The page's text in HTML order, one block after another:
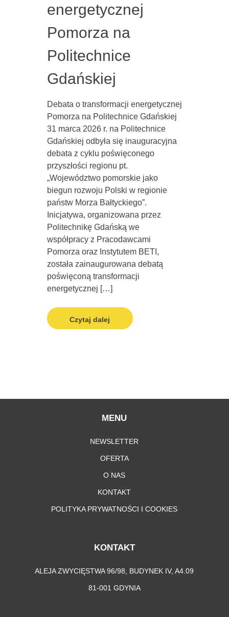
energetycznej
Pomorza na
Politechnice
Gdańskiej
Debata o transformacji energetycznej
Pomorza na Politechnice Gdańskiej
31 marca 2026 r. na Politechnice
Gdańskiej odbyła się inauguracyjna
debata z cyklu poświęconego
przyszłości regionu pt.
„Województwo pomorskie jako
biegun rozwoju Polski w regionie
państw Morza Bałtyckiego”.
Inicjatywa, organizowana przez
Politechnikę Gdańską we
współpracy z Pracodawcami
Pomorza oraz Instytutem BETI,
została zainaugurowana debatą
poświęconą transformacji
energetycznej […]
Czytaj dalej
MENU
NEWSLETTER
OFERTA
O NAS
KONTAKT
POLITYKA PRYWATNOŚCI I COOKIES
KONTAKT
ALEJA ZWYCIĘSTWA 96/98, BUDYNEK IV, A4.09
81-001 GDYNIA